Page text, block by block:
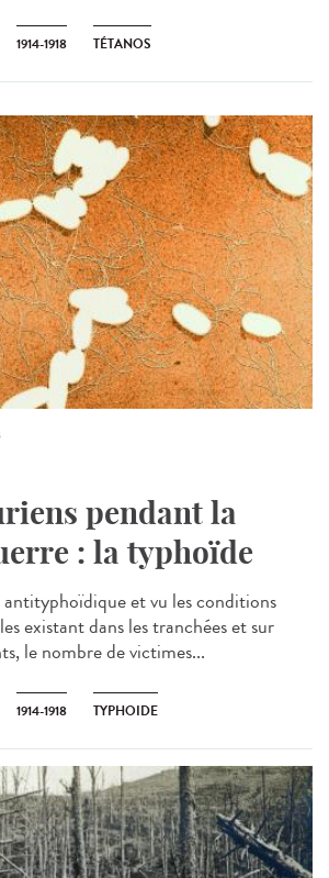
1914-1918 TÉTANOS
pendant la
: la typhoïde
antityphoïdique et vu les conditions
existant dans les tranchées et sur
le nombre de victimes...
1914-1918 TYPHOIDE